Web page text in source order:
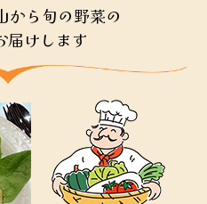
一部改正について
らせ
部訂正について
から旬の野菜の
届けします